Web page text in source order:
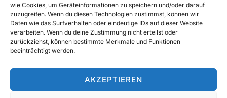
wie Cookies, um Geräteinformationen zu speichern und/oder darauf
zuzugreifen. Wenn du diesen Technologien zustimmst, können wir
Daten wie das Surfverhalten oder eindeutige IDs auf dieser Website
verarbeiten. Wenn du deine Zustimmung nicht erteilst oder
zurückziehst, können bestimmte Merkmale und Funktionen
beeinträchtigt werden.
AKZEPTIEREN
SUCHE